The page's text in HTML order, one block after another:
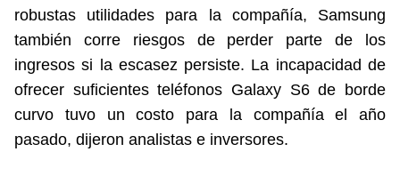
robustas utilidades para la compañía, Samsung
también corre riesgos de perder parte de los
ingresos si la escasez persiste. La incapacidad de
ofrecer suficientes teléfonos Galaxy S6 de borde
curvo tuvo un costo para la compañía el año
pasado, dijeron analistas e inversores.